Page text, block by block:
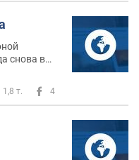
снова в
1,8 т. 4